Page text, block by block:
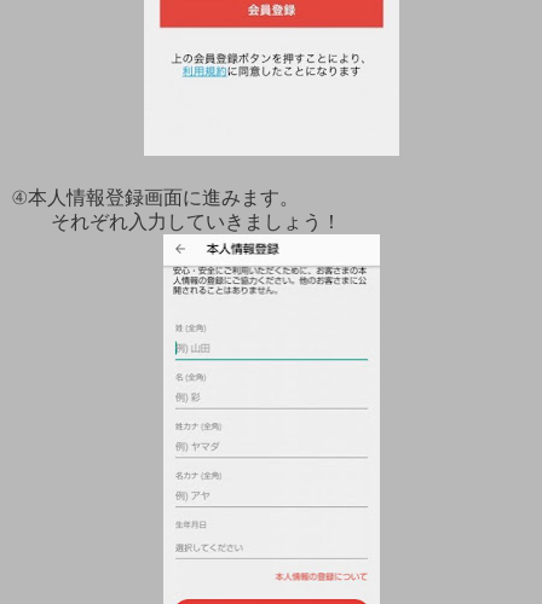
④本人情報登録画面に進みます。
それぞれ入力していきましょう！